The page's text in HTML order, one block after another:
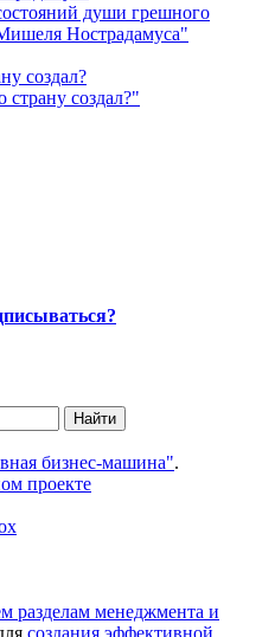
души грешного
Нострадамуса"
создал?"
бизнес-машина".
проекте
разделам менеджмента и
создания эффективной